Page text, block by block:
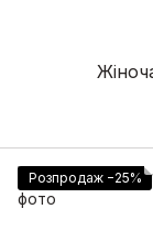
Розпродаж −25%